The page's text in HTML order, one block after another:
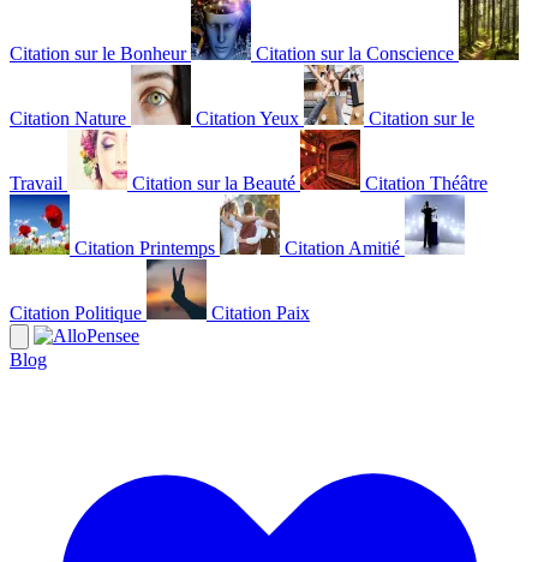
Citation sur le Bonheur Citation sur la Conscience
Citation Nature Citation Yeux Citation sur le
Travail Citation sur la Beauté Citation Théâtre
Citation Printemps Citation Amitié
Citation Politique Citation Paix
Blog